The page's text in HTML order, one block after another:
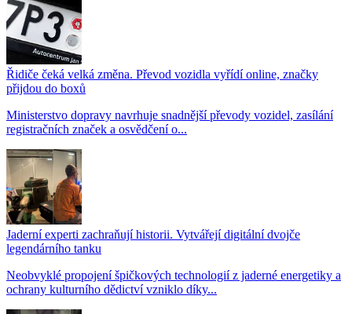
Řidiče čeká velká změna. Převod vozidla vyřídí online, značky
přijdou do boxů
Ministerstvo dopravy navrhuje snadnější převody vozidel, zasílání
registračních značek a osvědčení o...
Jaderní experti zachraňují historii. Vytvářejí digitální dvojče
legendárního tanku
Neobvyklé propojení špičkových technologií z jaderné energetiky a
ochrany kulturního dědictví vzniklo díky...